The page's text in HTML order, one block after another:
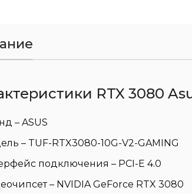
RTX 3080
– ASUS
– TUF-RTX3080-10G-V2-GAMING
подключения – PCI-E 4.0
– NVIDIA GeForce RTX 3080